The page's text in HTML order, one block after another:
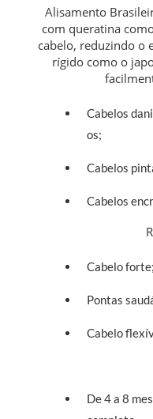
Alisamento
com queratina
cabelo, reduzindo o
rígido como o
Cabelos
os;
Cabelos
Cabelos
Cabelo forte;
Pontas
Cabelo
De 4 a 8